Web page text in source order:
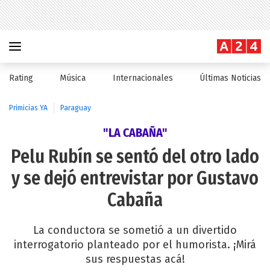
Rating Música Internacionales Últimas Noticias
Primicias YA Paraguay
"LA CABAÑA"
Pelu Rubín se sentó del otro lado
y se dejó entrevistar por Gustavo
Cabaña
La conductora se sometió a un divertido
interrogatorio planteado por el humorista. ¡Mirá
sus respuestas acá!